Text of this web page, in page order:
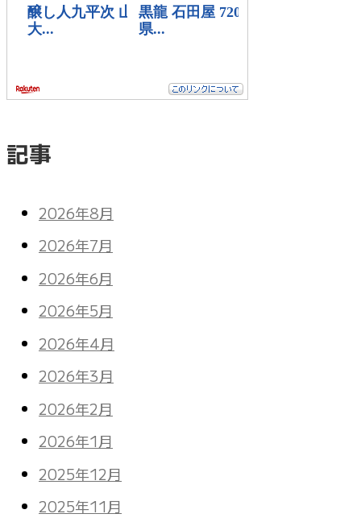
記事
2026年8月
2026年7月
2026年6月
2026年5月
2026年4月
2026年3月
2026年2月
2026年1月
2025年12月
2025年11月